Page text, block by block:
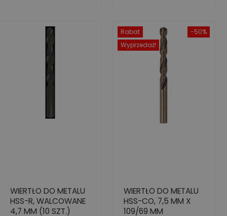
WIERTŁO DO METALU
HSS-R, WALCOWANE
4,7 MM (10 SZT.)
-50%
Rabat
Wyprzedaż!
WIERTŁO DO METALU
HSS-CO, 7,5 MM X
109/69 MM